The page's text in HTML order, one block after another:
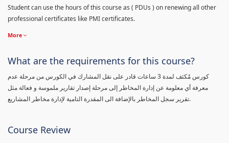
Student can use the hours of this course as ( PDUs ) on renewing all other
professional certificates like PMI certificates.
More
What are the requirements for this course?
كورس مٌكثف لمدة 3 ساعات قادر على نقل المشارك في الكورس من مرحلة عدم
معرفة أي معلومة عن إدارة المخاطر إلى مرحلة إصدار تقارير ملموسة و فعالة مثل
تقرير سجل المخاطر بالإضافة الى المقدرة التامية لإدارة مخاطر المشاريع.
Course Review